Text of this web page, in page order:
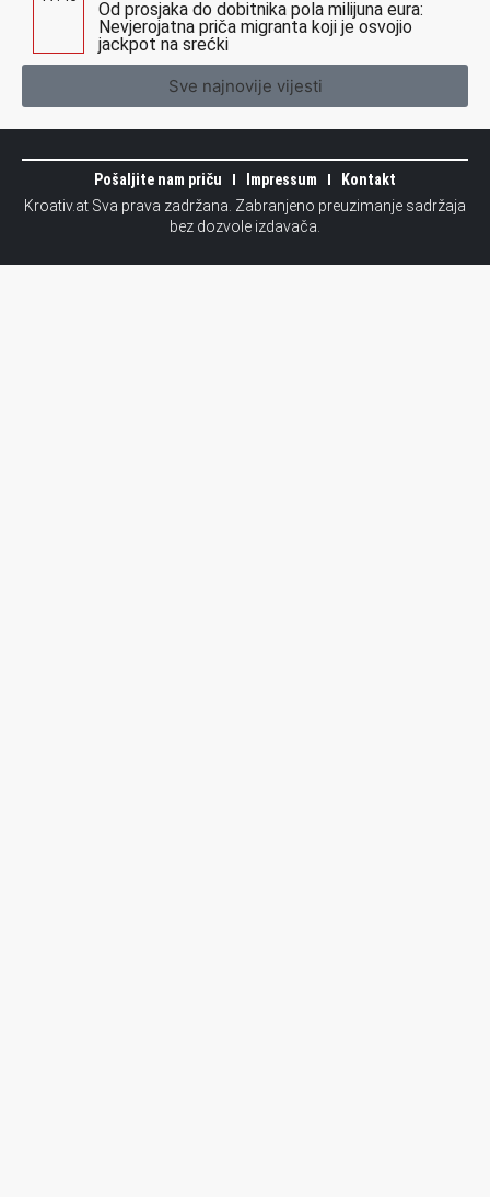
Od prosjaka do dobitnika pola milijuna eura:
Nevjerojatna priča migranta koji je osvojio
jackpot na srećki
Sve najnovije vijesti
Pošaljite nam priču Impressum
Kontakt
Kroativ.at Sva prava zadržana. Zabranjeno preuzimanje sadržaja
bez dozvole izdavača.